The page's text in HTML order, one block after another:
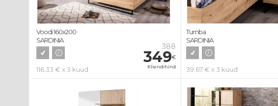
388
349€
Kliendihind
116.33 € x 3 kuud
Voodi 160x200
SARDINIA
39.67 € x 3 kuud
Tumba
SARDINIA